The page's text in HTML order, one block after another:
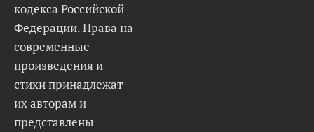
кодекса Российской
Федерации. Права на
современные
произведения и
стихи принадлежат
их авторам и
представлены